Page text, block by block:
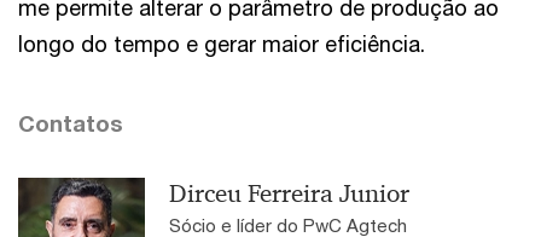
me permite alterar o parâmetro de produção ao
longo do tempo e gerar maior eficiência.
Contatos
Dirceu Ferreira Junior
Sócio e líder do PwC Agtech